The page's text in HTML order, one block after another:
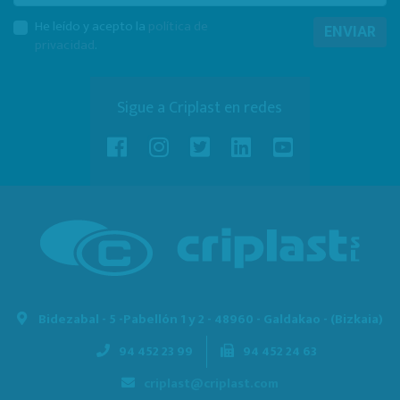
ENVIAR
Sigue a Criplast en redes
Bidezabal - 5 -Pabellón 1 y 2 - 48960 - Galdakao - (Bizkaia)
94 452 23 99
94 452 24 63